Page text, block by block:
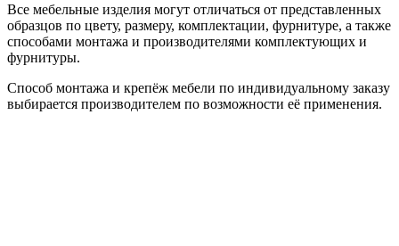
Все мебельные изделия могут отличаться от представленных
образцов по цвету, размеру, комплектации, фурнитуре, а также
способами монтажа и производителями комплектующих и
фурнитуры.
Способ монтажа и крепёж мебели по индивидуальному заказу
выбирается производителем по возможности её применения.